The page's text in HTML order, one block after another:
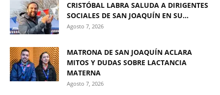
CRISTÓBAL LABRA SALUDA A DIRIGENTES
SOCIALES DE SAN JOAQUÍN EN SU...
Agosto 7, 2026
MATRONA DE SAN JOAQUÍN ACLARA
MITOS Y DUDAS SOBRE LACTANCIA
MATERNA
Agosto 7, 2026